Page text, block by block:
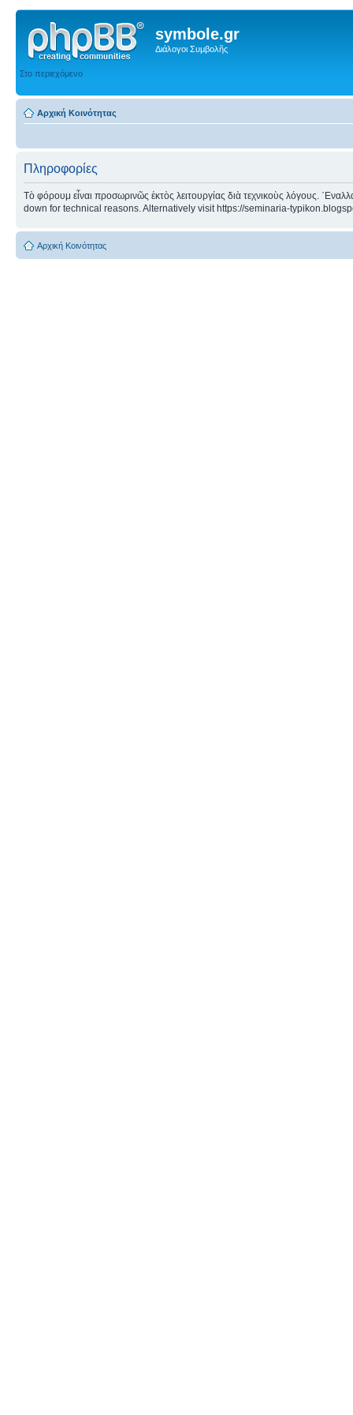
symbole.gr
Διάλογοι Συμβολῆς
Στο περιεχόμενο
Αρχική Κοινότητας
Πληροφορίες
Τὸ φόρουμ εἶναι προσωρινῶς ἐκτὸς λειτουργίας διὰ τεχνικοὺς λόγους.
down for technical reasons. Alternatively visit https://seminaria-
Αρχική Κοινότητας